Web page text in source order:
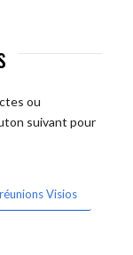
ou
suivant pour
Visios